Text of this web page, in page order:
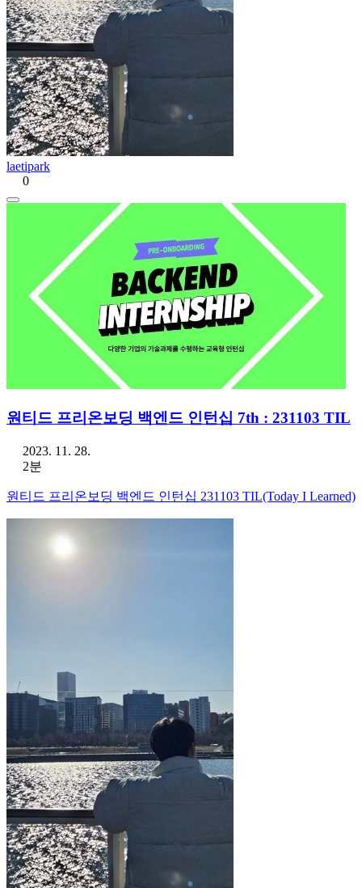
laetipark
0
원티드 프리온보딩 백엔드 인턴십 7th : 231103 TIL
2023. 11. 28.
2분
원티드 프리온보딩 백엔드 인턴십 231103 TIL(Today I Learned)